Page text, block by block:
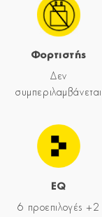
Φορτιστής
Δεν
συμπεριλαμβάνεται
EQ
6 προεπιλογές +2